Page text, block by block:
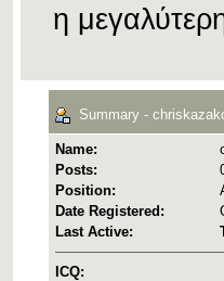
η
Summary -
Name:
Posts:
Position:
Date Registered:
Last Active:
ICQ: